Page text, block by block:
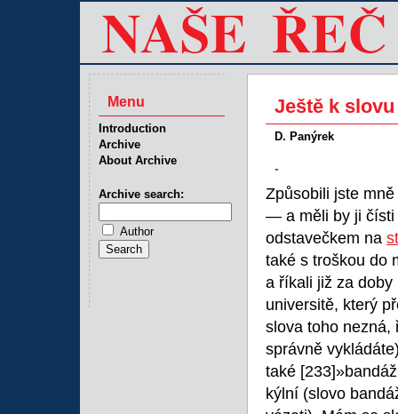
Ještě k
D. Panýrek
-
Způsobili jste
— a měli by ji čísti
odstavečkem na
také s troškou do
a říkali již za
universitě, který
slova toho nezná,
správně
také
kýlní (slovo
Menu
Introduction
Archive
About Archive
Archive search:
Author